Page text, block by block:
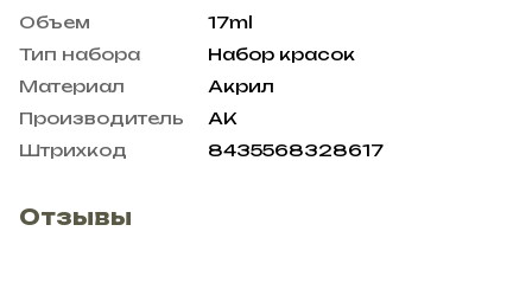
Объем
17ml
Тип набора
Набор красок
Материал
Акрил
Производитель
AK
Штрихкод
8435568328617
Отзывы